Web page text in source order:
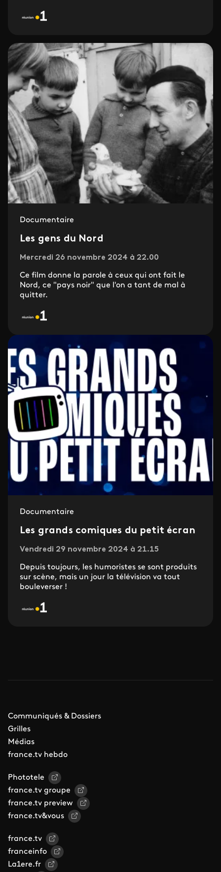
Documentaire
Les gens du Nord
Mercredi 26 novembre 2024 à 22.00
Ce film donne la parole à ceux qui ont fait le
Nord, ce "pays noir" que l'on a tant de mal à
quitter.
Documentaire
Les grands comiques du petit écran
Vendredi 29 novembre 2024 à 21.15
Depuis toujours, les humoristes se sont produits
sur scène, mais un jour la télévision va tout
bouleverser !
Communiqués & Dossiers
Grilles
Médias
france.tv hebdo
Phototele
france.tv groupe
france.tv preview
france.tv&vous
france.tv
franceinfo
La1ere.fr